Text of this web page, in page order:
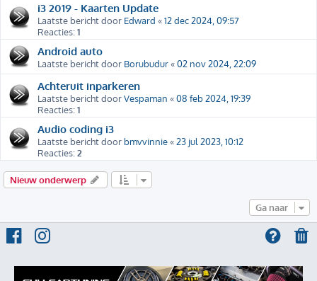
i3 2019 - Kaarten Update
Laatste bericht door Edward «12 dec 2024, 09:57
Reacties:1
Android auto
Laatste bericht door Borubudur«02 nov 2024, 22:09
Achteruit inparkeren
Laatste bericht doorVespaman «08 feb 2024, 19:39
Reacties:1
Audio coding i3
Laatste bericht door bmvvinnie«23 jul 2023, 10:12
Reacties:2
Nieuw onderwerp
Ga naar